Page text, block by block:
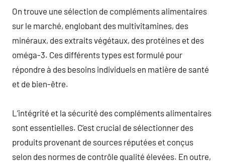
On trouve une sélection de compléments alimentaires
sur le marché, englobant des multivitamines, des
minéraux, des extraits végétaux, des protéines et des
oméga-3. Ces différents types est formulé pour
répondre à des besoins individuels en matière de santé
et de bien-être.
L’intégrité et la sécurité des compléments alimentaires
sont essentielles. C’est crucial de sélectionner des
produits provenant de sources réputées et conçus
selon des normes de contrôle qualité élevées. En outre,